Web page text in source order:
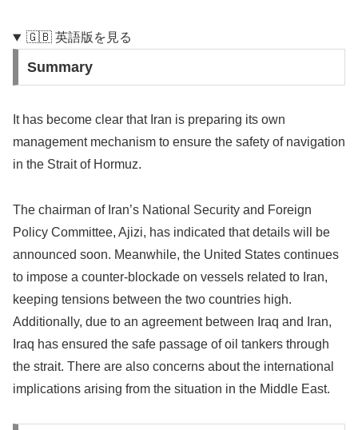
🇬🇧 英語版を見る
Summary
It has become clear that Iran is preparing its own
management mechanism to ensure the safety of navigation
in the Strait of Hormuz.
The chairman of Iran’s National Security and Foreign
Policy Committee, Ajizi, has indicated that details will be
announced soon. Meanwhile, the United States continues
to impose a counter-blockade on vessels related to Iran,
keeping tensions between the two countries high.
Additionally, due to an agreement between Iraq and Iran,
Iraq has ensured the safe passage of oil tankers through
the strait. There are also concerns about the international
implications arising from the situation in the Middle East.